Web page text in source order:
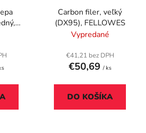
Carbon filer, veľký
(DX95), FELLOWES
Vypredané
€41,21 bez DPH
€50,69 / ks
DO KOŠÍKA